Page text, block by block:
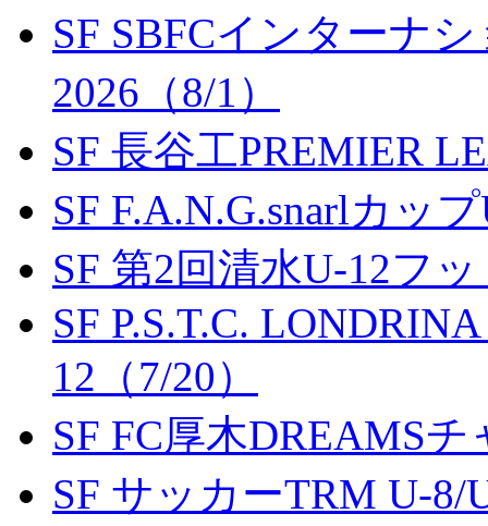
SF SBFCインターナ
2026（8/1）
SF 長谷工PREMIER
SF F.A.N.G.snarlカッ
SF 第2回清水U-12フ
SF P.S.T.C.
12（7/20）
SF FC厚木DREAMS
SF サッカーTRM U-8/